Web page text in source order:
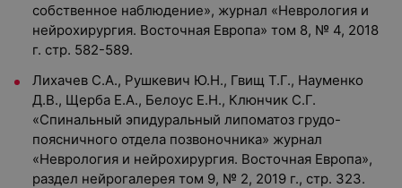
собственное наблюдение», журнал «Неврология и
нейрохирургия. Восточная Европа» том 8, № 4, 2018
г. стр. 582-589.
Лихачев С.А., Рушкевич Ю.Н., Гвищ Т.Г., Науменко
Д.В., Щерба Е.А., Белоус Е.Н., Клюнчик С.Г.
«Спинальный эпидуральный липоматоз грудо-
поясничного отдела позвоночника» журнал
«Неврология и нейрохирургия. Восточная Европа»,
раздел нейрогалерея том 9, № 2, 2019 г., стр. 323.